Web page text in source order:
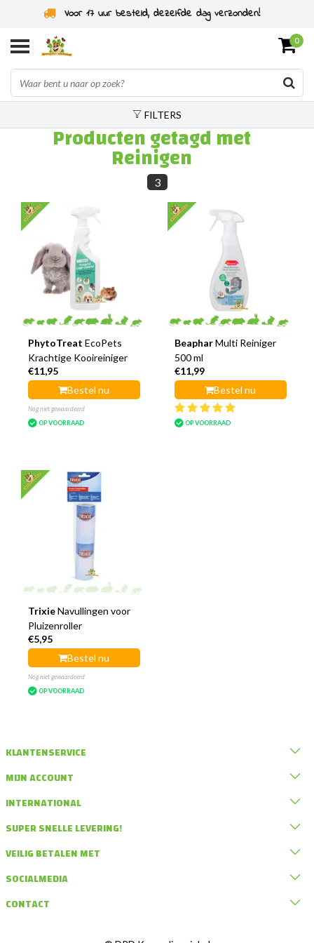
Voor 17 uur besteld, dezelfde dag verzonden!
0
FILTERS
Producten getagd met
Reinigen
3
PhytoTreat EcoPets
Krachtige Kooireiniger
€11,95
Bestel nu
Nog niet gewaardeerd
OP VOORRAAD
Beaphar Multi Reiniger
500 ml
€11,99
Bestel nu
OP VOORRAAD
Trixie Navullingen voor
Pluizenroller
€5,95
Bestel nu
Nog niet gewaardeerd
OP VOORRAAD
KLANTENSERVICE
MIJN ACCOUNT
INTERNATIONAL
SUPER SNELLE LEVERING!
VEILIG BETALEN MET
SOCIALMEDIA
CONTACT